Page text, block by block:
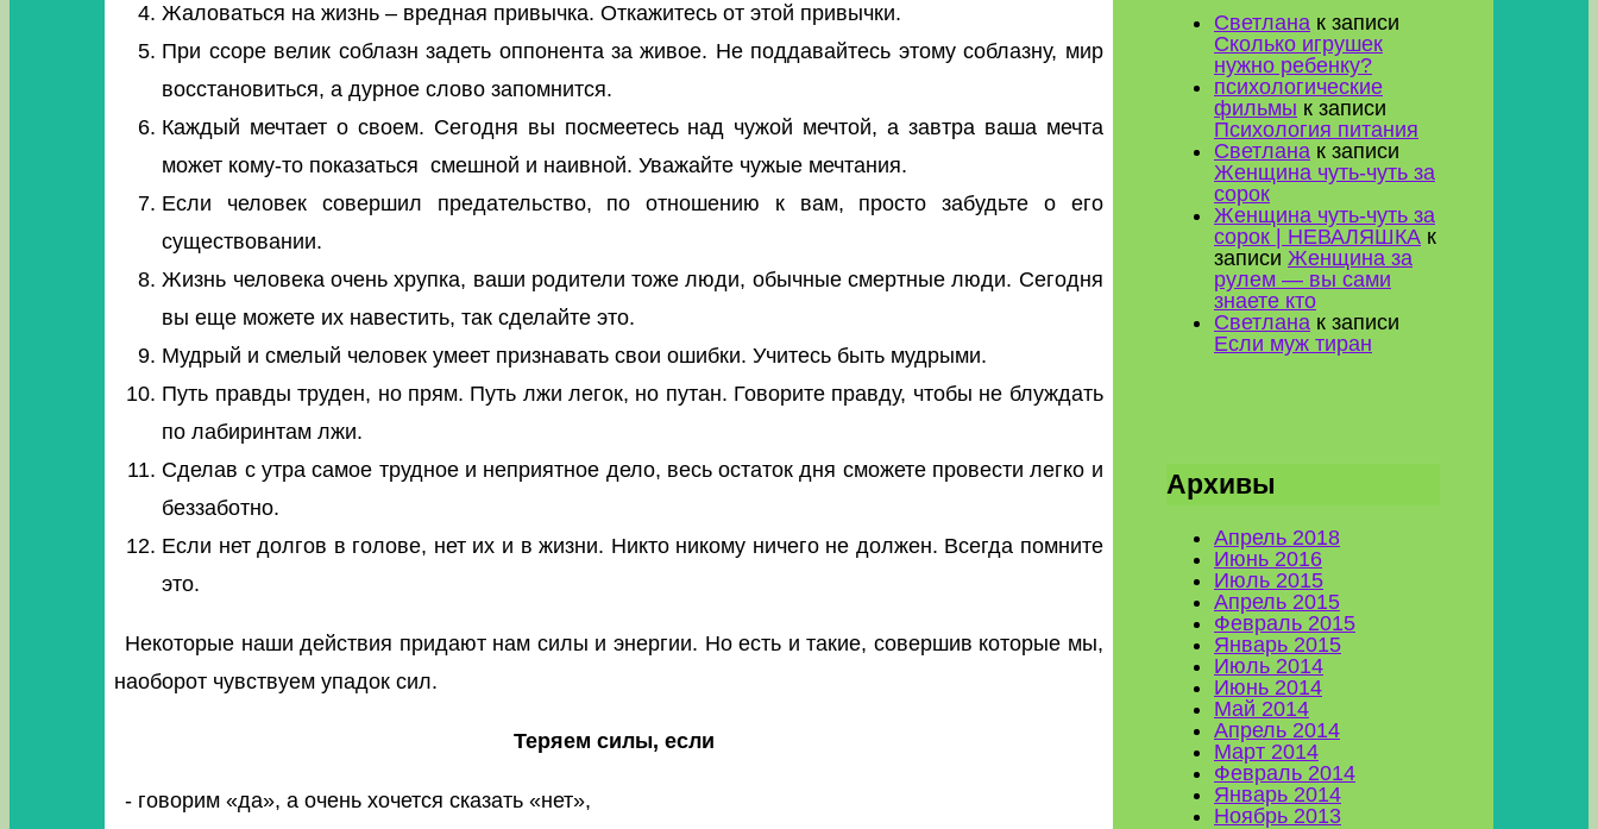
Жаловаться на жизнь – вредная привычка. Откажитесь от этой привычки.
При ссоре велик соблазн задеть оппонента за живое. Не поддавайтесь этому соблазну, мир
восстановиться, а дурное слово запомнится.
Каждый мечтает о своем. Сегодня вы посмеетесь над чужой мечтой, а завтра ваша мечта
может кому-то показаться смешной и наивной. Уважайте чужые мечтания.
Если человек совершил предательство, по отношению к вам, просто забудьте о его
существовании.
Жизнь человека очень хрупка, ваши родители тоже люди, обычные смертные люди. Сегодня
вы еще можете их навестить, так сделайте это.
Мудрый и смелый человек умеет признавать свои ошибки. Учитесь быть мудрыми.
Путь правды труден, но прям. Путь лжи легок, но путан. Говорите правду, чтобы не блуждать
по лабиринтам лжи.
Сделав с утра самое трудное и неприятное дело, весь остаток дня сможете провести легко и
беззаботно.
Если нет долгов в голове, нет их и в жизни. Никто никому ничего не должен. Всегда помните
это.
Некоторые наши действия придают нам силы и энергии. Но есть и такие, совершив которые мы,
наоборот чувствуем упадок сил.
Теряем силы, если
- говорим «да», а очень хочется сказать «нет»,
Светлана к записи
Сколько игрушек
нужно ребенку?
психологические
фильмы к записи
Психология питания
Светлана к записи
Женщина чуть-чуть за
сорок
Женщина чуть-чуть за
сорок | НЕВАЛЯШКА к
записи Женщина за
рулем — вы сами
знаете кто
Светлана к записи
Если муж тиран
Архивы
Апрель 2018
Июнь 2016
Июль 2015
Апрель 2015
Февраль 2015
Январь 2015
Июль 2014
Июнь 2014
Май 2014
Апрель 2014
Март 2014
Февраль 2014
Январь 2014
Ноябрь 2013